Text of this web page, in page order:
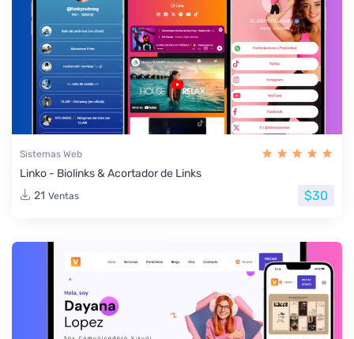
Sistemas Web
Linko - Biolinks & Acortador de Links
21 Ventas $30